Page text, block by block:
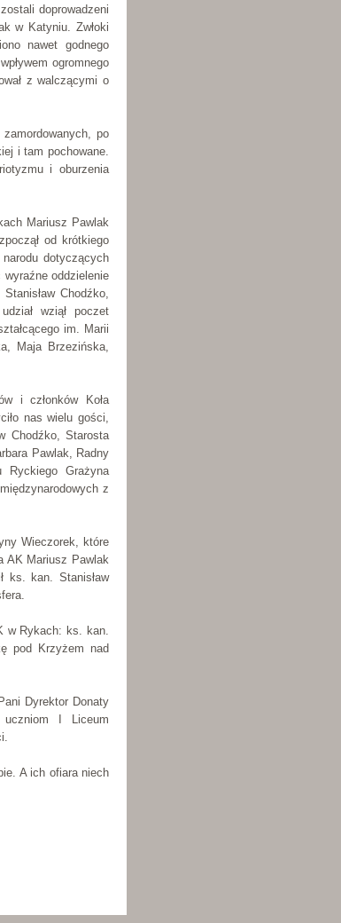
doprowadzeni
w Katyniu. Zwłoki
nawet godnego
ogromnego
z walczącymi o
po
i tam pochowane.
i oburzenia
Mariusz Pawlak
od krótkiego
narodu dotyczących
oddzielenie
Chodźko,
wziął poczet
im. Marii
Maja Brzezińska,
i członków Koła
nas wielu gości,
Chodźko, Starosta
Pawlak, Radny
Ryckiego Grażyna
z
Wieczorek, które
AK Mariusz Pawlak
ks. kan. Stanisław
w Rykach: ks. kan.
pod Krzyżem nad
Dyrektor Donaty
uczniom I Liceum
A ich ofiara niech